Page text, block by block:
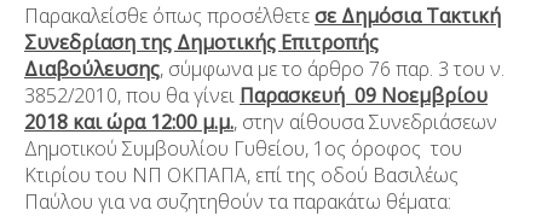
Παρακαλείσθε όπως προσέλθετεσε Δημόσια Τακτική
Συνεδρίαση της Δημοτικής Επιτροπής
Διαβούλευσης, σύμφωνα με το άρθρο 76 παρ. 3 του ν.
3852/2010, που θα γίνει Παρασκευή 09 Νοεμβρίου
2018 και ώρα 12:00 μ.μ., στην αίθουσα Συνεδριάσεων
Δημοτικού Συμβουλίου Γυθείου, 1 ος όροφος του
Κτιρίου του ΝΠ ΟΚΠΑΠΑ, επί της οδού Βασιλέως
Παύλου για να συζητηθούν τα παρακάτω θέματα: